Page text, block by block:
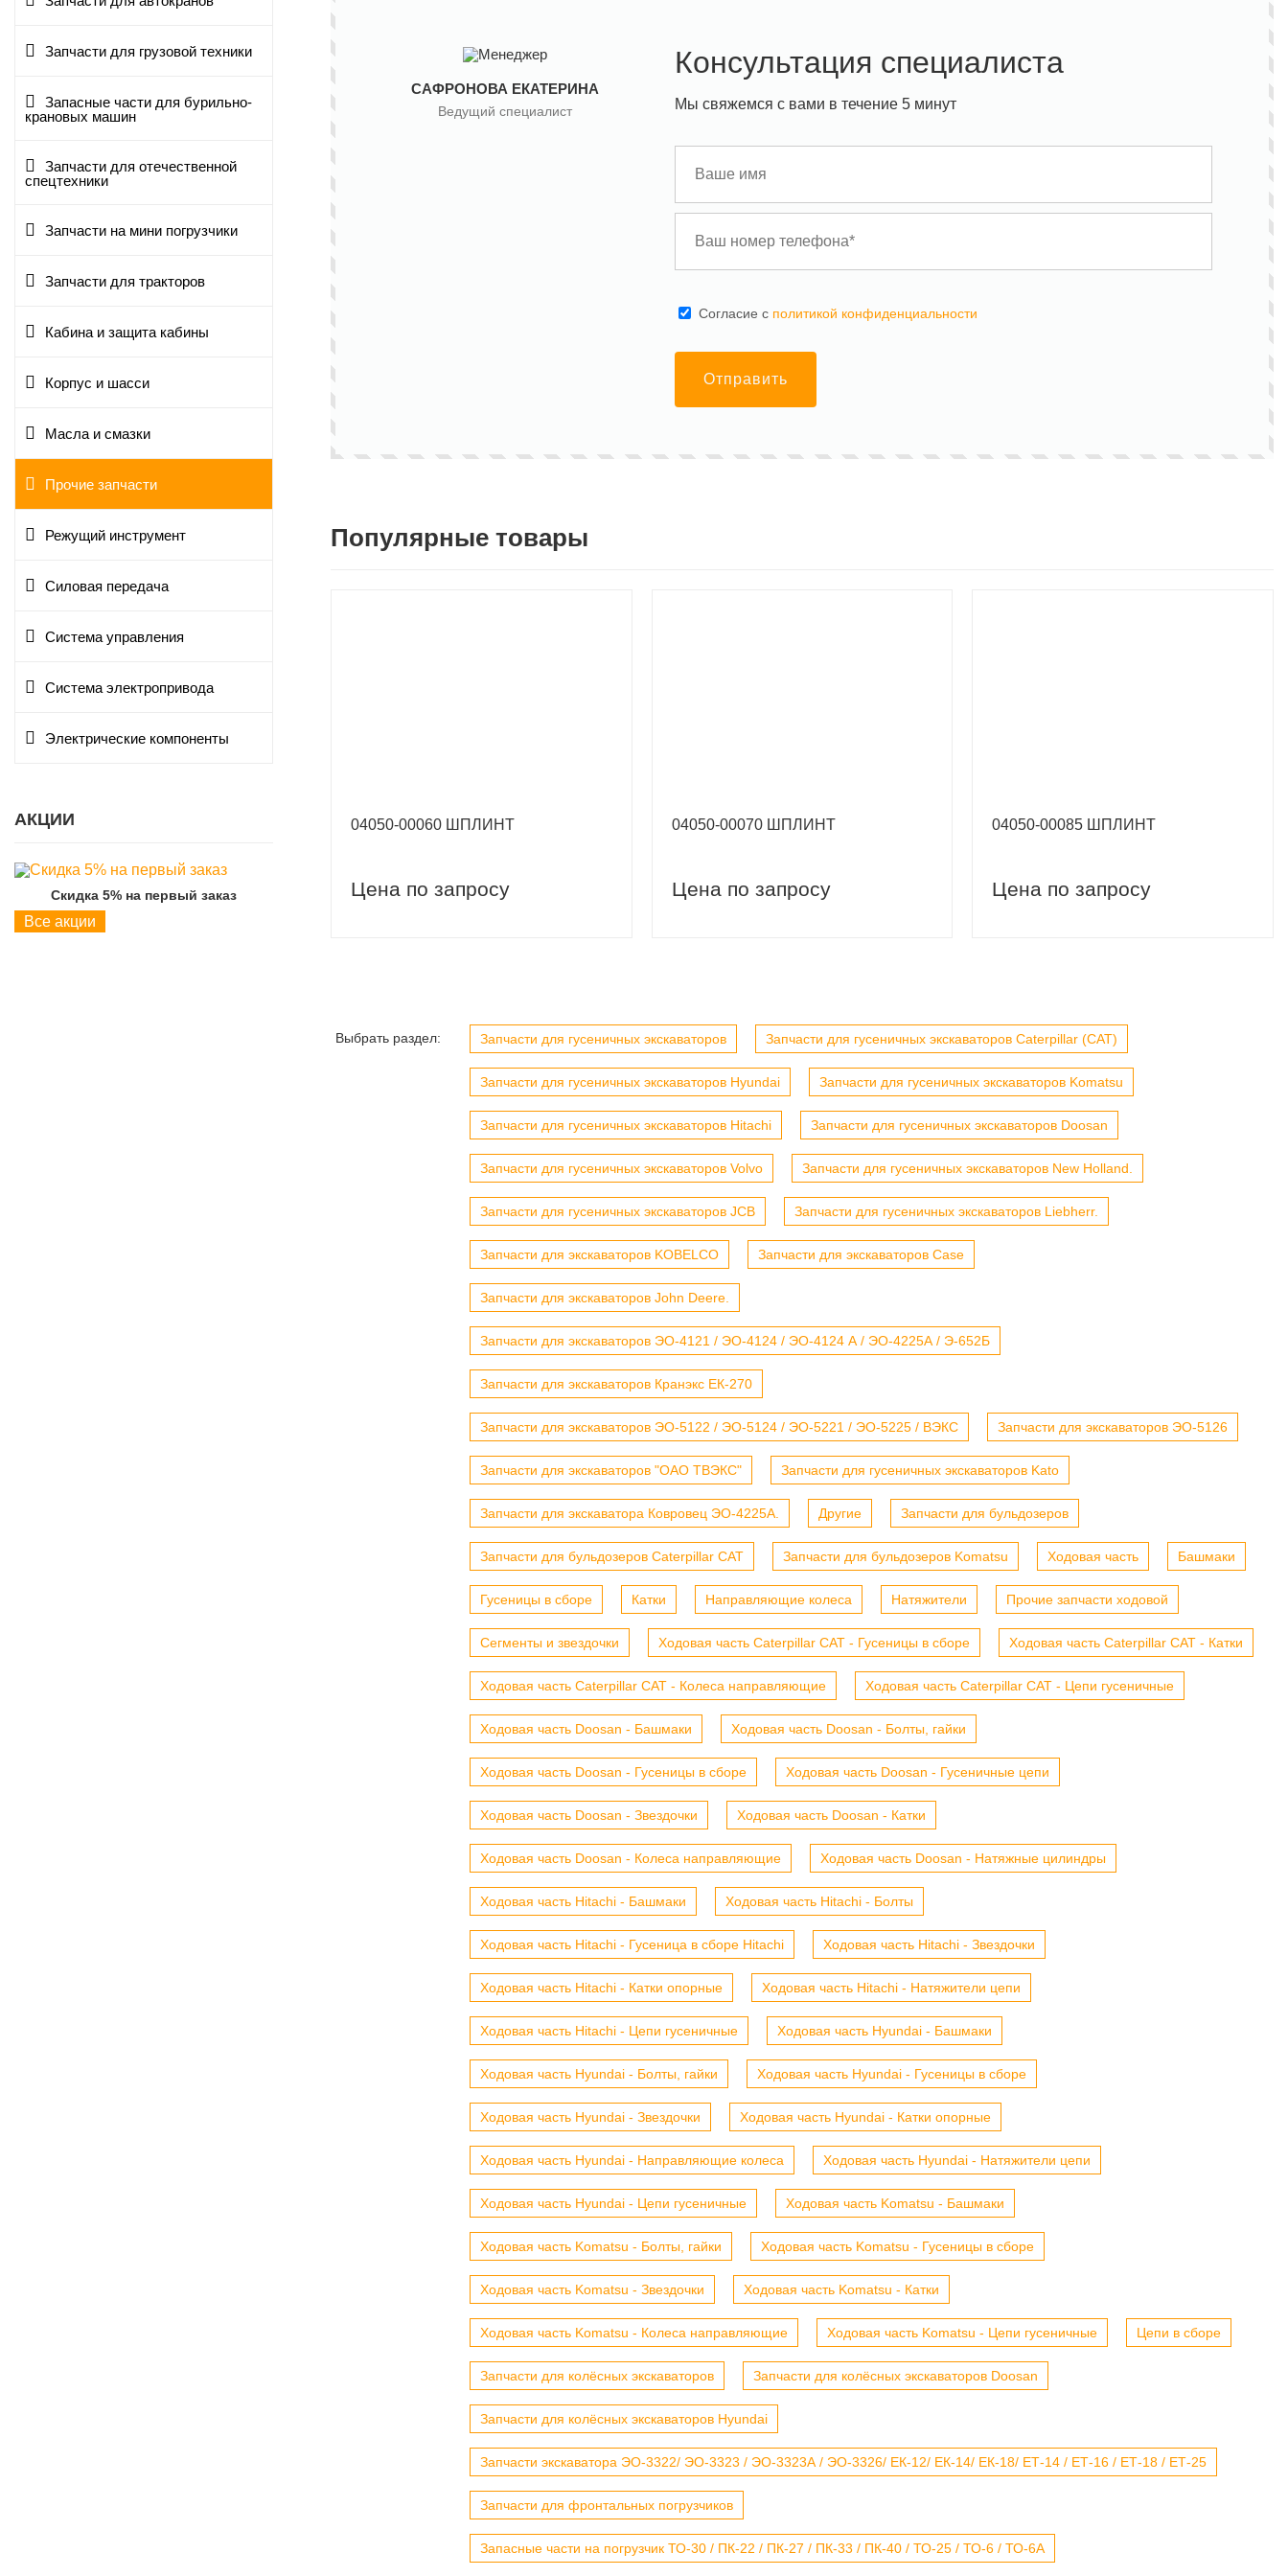
Запчасти для грузовой техники
Запасные части для бурильно-
крановых машин
Запчасти для отечественной
спецтехники
Запчасти на мини погрузчики
Запчасти для тракторов
Кабина и защита кабины
Корпус и шасси
Масла и смазки
Прочие запчасти
Режущий инструмент
Силовая передача
Система управления
Система электропривода
Электрические компоненты
АКЦИИ
Скидка 5% на первый заказ Скидка 5% на первый заказ Скидка 5% на первый заказ
Все акции
САФРОНОВА ЕКАТЕРИНА
Ведущий специалист
Консультация специалиста
Мы свяжемся с вами в течение 5 минут
Cогласие с политикой конфиденциальности
Отправить
Популярные товары
04050-00060 ШПЛИНТ
Цена по запросу
04050-00070 ШПЛИНТ
Цена по запросу
04050-00085 ШПЛИНТ
Цена по запросу
Выбрать раздел: Запчасти для гусеничных экскаваторов Запчасти для гусеничных экскаваторов Caterpillar (CAT)
Запчасти для гусеничных экскаваторов Hyundai Запчасти для гусеничных экскаваторов Komatsu
Запчасти для гусеничных экскаваторов Hitachi Запчасти для гусеничных экскаваторов Doosan
Запчасти для гусеничных экскаваторов Volvo Запчасти для гусеничных экскаваторов New Holland.
Запчасти для гусеничных экскаваторов JCB Запчасти для гусеничных экскаваторов Liebherr.
Запчасти для экскаваторов KOBELCO Запчасти для экскаваторов Case
Запчасти для экскаваторов John Deere.
Запчасти для экскаваторов ЭО-4121 / ЭО-4124 / ЭО-4124 А / ЭО-4225А / Э-652Б
Запчасти для экскаваторов Кранэкс ЕК-270
Запчасти для экскаваторов ЭО-5122 / ЭО-5124 / ЭО-5221 / ЭО-5225 / ВЭКС Запчасти для экскаваторов ЭО-5126
Запчасти для экскаваторов "ОАО ТВЭКС" Запчасти для гусеничных экскаваторов Kato
Запчасти для экскаватора Ковровец ЭО-4225А. Другие Запчасти для бульдозеров
Запчасти для бульдозеров Caterpillar CAT Запчасти для бульдозеров Komatsu Ходовая часть Башмаки
Гусеницы в сборе Катки Направляющие колеса Натяжители Прочие запчасти ходовой
Сегменты и звездочки Ходовая часть Caterpillar CAT - Гусеницы в сборе Ходовая часть Caterpillar CAT - Катки
Ходовая часть Caterpillar CAT - Колеса направляющие Ходовая часть Caterpillar CAT - Цепи гусеничные
Ходовая часть Doosan - Башмаки Ходовая часть Doosan - Болты, гайки
Ходовая часть Doosan - Гусеницы в сборе Ходовая часть Doosan - Гусеничные цепи
Ходовая часть Doosan - Звездочки Ходовая часть Doosan - Катки
Ходовая часть Doosan - Колеса направляющие Ходовая часть Doosan - Натяжные цилиндры
Ходовая часть Hitachi - Башмаки Ходовая часть Hitachi - Болты
Ходовая часть Hitachi - Гусеница в сборе Hitachi Ходовая часть Hitachi - Звездочки
Ходовая часть Hitachi - Катки опорные Ходовая часть Hitachi - Натяжители цепи
Ходовая часть Hitachi - Цепи гусеничные Ходовая часть Hyundai - Башмаки
Ходовая часть Hyundai - Болты, гайки Ходовая часть Hyundai - Гусеницы в сборе
Ходовая часть Hyundai - Звездочки Ходовая часть Hyundai - Катки опорные
Ходовая часть Hyundai - Направляющие колеса Ходовая часть Hyundai - Натяжители цепи
Ходовая часть Hyundai - Цепи гусеничные Ходовая часть Komatsu - Башмаки
Ходовая часть Komatsu - Болты, гайки Ходовая часть Komatsu - Гусеницы в сборе
Ходовая часть Komatsu - Звездочки Ходовая часть Komatsu - Катки
Ходовая часть Komatsu - Колеса направляющие Ходовая часть Komatsu - Цепи гусеничные Цепи в сборе
Запчасти для колёсных экскаваторов Запчасти для колёсных экскаваторов Doosan
Запчасти для колёсных экскаваторов Hyundai
Запчасти экскаватора ЭО-3322/ ЭО-3323 / ЭО-3323А / ЭО-3326/ ЕК-12/ ЕК-14/ ЕК-18/ ЕТ-14 / ЕТ-16 / ЕТ-18 / ЕТ-25
Запчасти для фронтальных погрузчиков
Запасные части на погрузчик ТО-30 / ПК-22 / ПК-27 / ПК-33 / ПК-40 / ТО-25 / ТО-6 / ТО-6А